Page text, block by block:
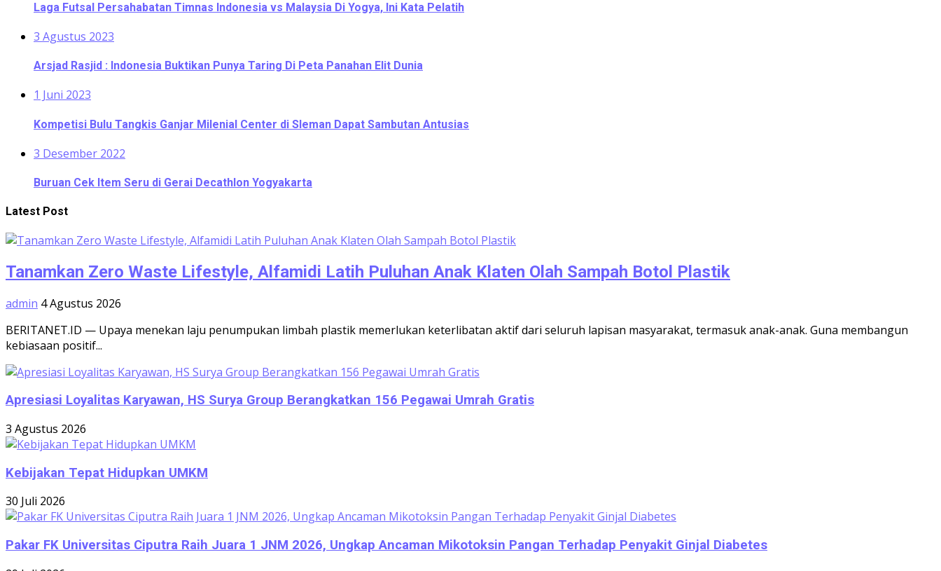
Laga Futsal Persahabatan Timnas Indonesia vs Malaysia Di Yogya, Ini Kata Pelatih
3 Agustus 2023
Arsjad Rasjid : Indonesia Buktikan Punya Taring Di Peta Panahan Elit Dunia
1 Juni 2023
Kompetisi Bulu Tangkis Ganjar Milenial Center di Sleman Dapat Sambutan Antusias
3 Desember 2022
Buruan Cek Item Seru di Gerai Decathlon Yogyakarta
Latest Post
Tanamkan Zero Waste Lifestyle, Alfamidi Latih Puluhan Anak Klaten Olah Sampah Botol Plastik
admin 4 Agustus 2026
BERITANET.ID — Upaya menekan laju penumpukan limbah plastik memerlukan keterlibatan aktif dari seluruh lapisan masyarakat, termasuk anak-anak. Guna membangun
kebiasaan positif...
Apresiasi Loyalitas Karyawan, HS Surya Group Berangkatkan 156 Pegawai Umrah Gratis
3 Agustus 2026
Kebijakan Tepat Hidupkan UMKM
30 Juli 2026
Pakar FK Universitas Ciputra Raih Juara 1 JNM 2026, Ungkap Ancaman Mikotoksin Pangan Terhadap Penyakit Ginjal Diabetes